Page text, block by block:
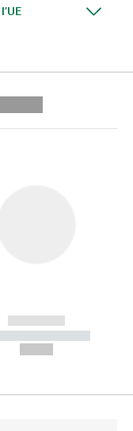
------------
-----------